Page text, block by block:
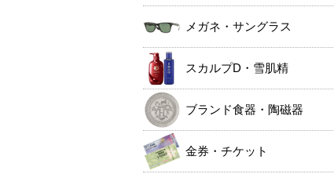
メガネ・サングラス
スカルプD・雪肌精
ブランド食器・陶磁器
金券・チケット